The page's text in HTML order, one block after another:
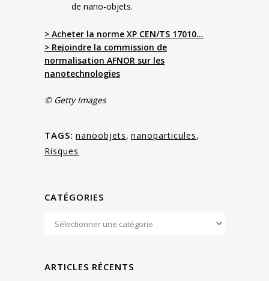
de nano-objets.
> Acheter la norme XP CEN/TS 17010…
> Rejoindre la commission de
normalisation AFNOR sur les
nanotechnologies
© Getty Images
TAGS: nanoobjets, nanoparticules,
Risques
CATÉGORIES
ARTICLES RÉCENTS